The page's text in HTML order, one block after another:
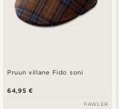
Pruun villane Fido soni
64,95 €
FAWLER